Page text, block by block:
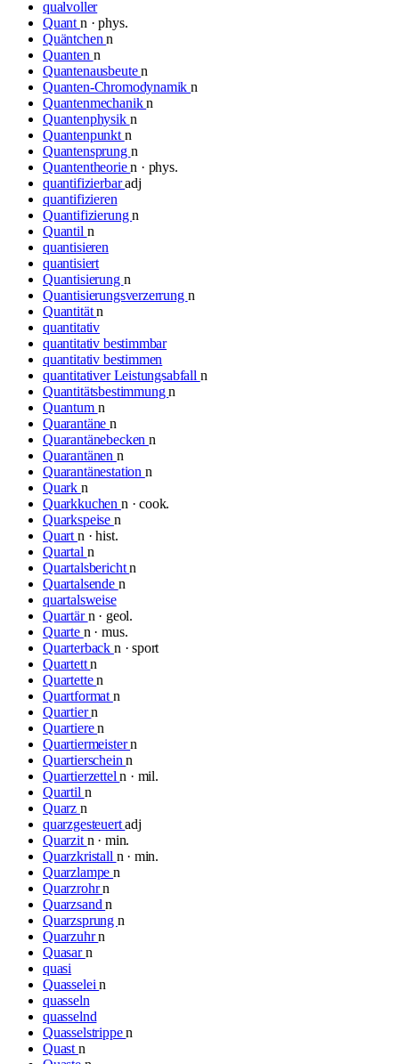
qualvoller
Quant n · phys.
Quäntchenn
Quanten n
Quantenausbeuten
Quanten-Chromodynamikn
Quantenmechanikn
Quantenphysik n
Quantenpunkt n
Quantensprung n
Quantentheorien · phys.
quantifizierbaradj
quantifizieren
Quantifizierungn
Quantil n
quantisieren
quantisiert
Quantisierung n
Quantisierungsverzerrung n
Quantitätn
quantitativ
quantitativ bestimmbar
quantitativ bestimmen
quantitativer Leistungsabfall n
Quantitätsbestimmungn
Quantum n
Quarantänen
Quarantänebeckenn
Quarantänen n
Quarantänestation n
Quark n
Quarkkuchen n · cook.
Quarkspeise n
Quart n · hist.
Quartal n
Quartalsberichtn
Quartalsende n
quartalsweise
Quartärn · geol.
Quarte n · mus.
Quarterback n · sport
Quartettn
Quartetten
Quartformat n
Quartiern
Quartieren
Quartiermeistern
Quartierscheinn
Quartierzetteln · mil.
Quartil n
Quarz n
quarzgesteuertadj
Quarzit n · min.
Quarzkristall n · min.
Quarzlampen
Quarzrohrn
Quarzsandn
Quarzsprung n
Quarzuhrn
Quasarn
quasi
Quasselein
quasseln
quasselnd
Quasselstrippen
Quast n